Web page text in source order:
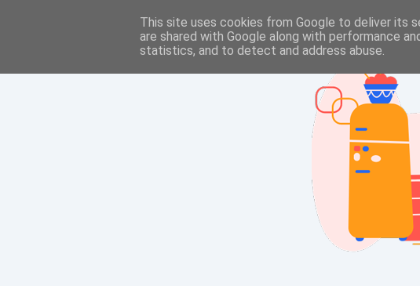
This site uses cookies from Google to deliver its
are shared with Google along with performance
statistics, and to detect and address abuse.